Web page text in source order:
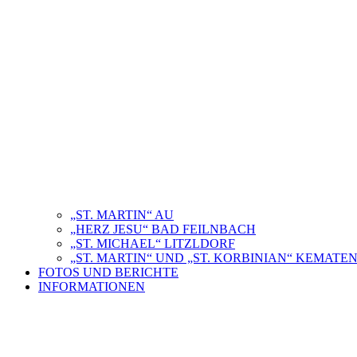
„ST. MARTIN“ AU
„HERZ JESU“ BAD FEILNBACH
„ST. MICHAEL“ LITZLDORF
„ST. MARTIN“ UND „ST. KORBINIAN“
FOTOS UND BERICHTE
INFORMATIONEN